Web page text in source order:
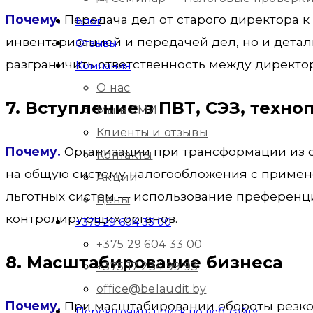
Блог
Отзывы
Компания
О нас
Мы в СМИ
Клиенты и отзывы
Контакты
Акции
Цены
+375 29 604 33 00
+375 29 604 33 00
+375 17 234 99 93
office@belaudit.by
Почему. Передача дел от старого директора
инвентаризацией и передачей дел, но и
разграничить ответственность между
7. Вступление в ПВТ, СЭЗ,
Почему. Организации при трансформации из
на общую систему налогообложения с
льготных систем — использование
контролирующих органов.
8. Масштабирование бизнеса
Почему. При масштабировании обороты